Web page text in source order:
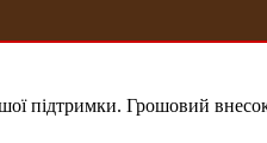
підтримки. Грошовий внесок